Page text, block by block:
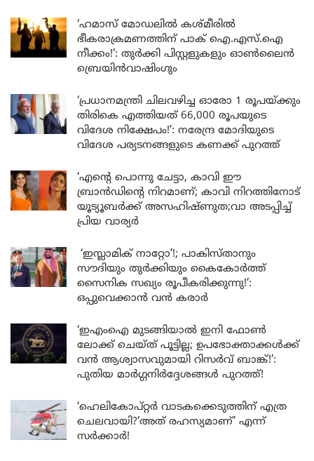
‘ഹമാസ് മോഡലിൽ കശ്മീരിൽ
ഭീകരാക്രമണത്തിന് പാക് ഐ.എസ്.ഐ
നീക്കം!’: തുർക്കി പിസ്റ്റളുകളും ഓൺലൈൻ
ബ്രെയിൻവാഷിംഗും
‘പ്രധാനമന്ത്രി ചിലവഴിച്ച ഓരോ 1 രൂപയ്ക്കും
തിരികെ എത്തിയത് 66,000 രൂപയുടെ
വിദേശ നിക്ഷേപം!’: നരേന്ദ്ര മോദിയുടെ
വിദേശ പര്യടനങ്ങളുടെ കണക്ക് പുറത്ത്
‘എന്റെ പൊന്നു ചേട്ടാ, കാവി ഈ
ബ്രാൻഡിന്റെ നിറമാണ്; കാവി നിറത്തിനോട്
യൂട്യൂബർക്ക് അസഹിഷ്ണുത;വാ അടപ്പിച്ച്
പ്രിയ വാര്യർ
‘ഇസ്ലാമിക് നാറ്റോ’!; പാകിസ്താനും
സൗദിയും തുർക്കിയും കൈകോർത്ത്
സൈനിക സഖ്യം രൂപീകരിക്കുന്നു!’:
ഒപ്പുവെക്കാൻ വൻ കരാർ
‘ഇഎംഐ മുടങ്ങിയാൽ ഇനി ഫോൺ
ലോക്ക് ചെയ്ത് പൂട്ടില്ല; ഉപഭോക്താക്കൾക്ക്
വൻ ആശ്വാസവുമായി റിസർവ് ബാങ്ക്!’:
പുതിയ മാർഗ്ഗനിർദ്ദേശങ്ങൾ പുറത്ത്!
‘ഹെലികോപ്റ്റർ വാടകക്കെടുത്തിന് എത്ര
ചെലവായി?’അത് രഹസ്യമാണ്’ എന്ന്
സർക്കാർ!